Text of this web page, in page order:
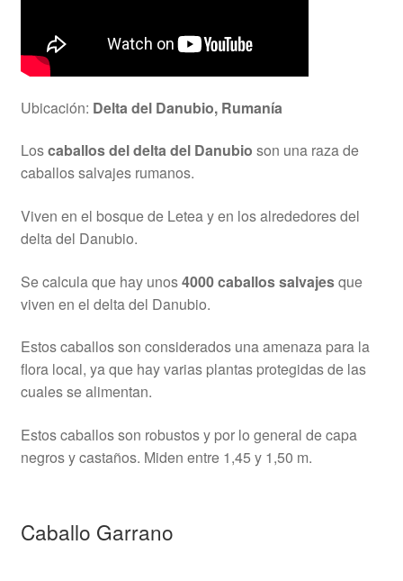
Ubicación: Delta del Danubio, Rumanía
Loscaballos del delta del Danubio son una raza de
caballos salvajes rumanos.
Viven en el bosque de Letea y en los alrededores del
delta del Danubio.
Se calcula que hay unos4000 caballos salvajesque
viven en el delta del Danubio.
Estos caballos son considerados una amenaza para la
flora local, ya que hay varias plantas protegidas de las
cuales se alimentan.
Estos caballos son robustos y por lo general de capa
negros y castaños. Miden entre 1,45 y 1,50 m.
Caballo Garrano